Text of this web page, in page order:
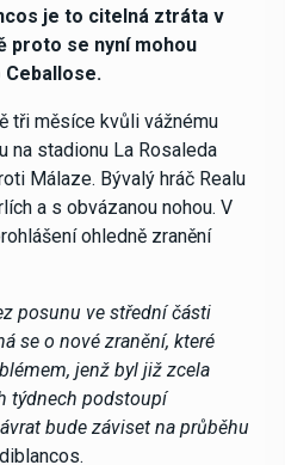
je to citelná ztráta v
proto se nyní mohou
Ceballose.
tři měsíce kvůli vážnému
na stadionu La Rosaleda
Málaze. Bývalý hráč Realu
a s obvázanou nohou. V
ohledně zranění
posunu ve střední části
se o nové zranění, které
jenž byl již zcela
týdnech podstoupí
bude záviset na průběhu